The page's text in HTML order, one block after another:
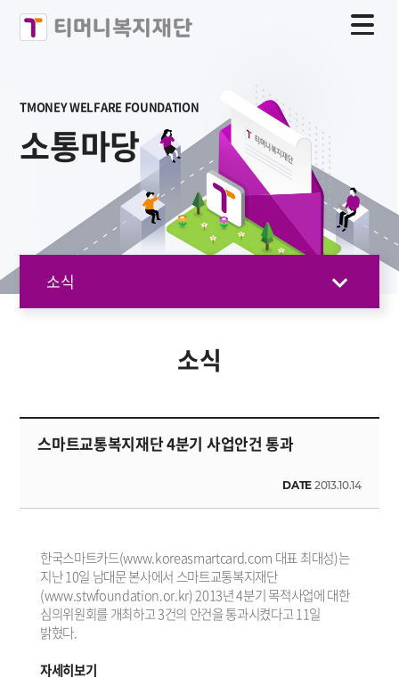
TMONEY WELFARE FOUNDATION
소통마당
소식
소식
스마트교통복지재단 4분기 사업안건 통과
DATE 2013.10.14
한국스마트카드(www.koreasmartcard.com 대표 최대성)는
지난 10일 남대문 본사에서 스마트교통복지재단
(www.stwfoundation.or.kr) 2013년 4분기 목적사업에 대한
심의위원회를 개최하고 3건의 안건을 통과시켰다고 11일
밝혔다.
자세히보기